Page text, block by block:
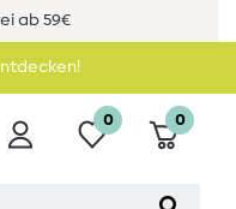
ab 59€
0 0